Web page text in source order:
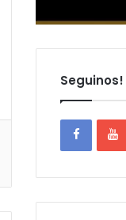
Seguinos!